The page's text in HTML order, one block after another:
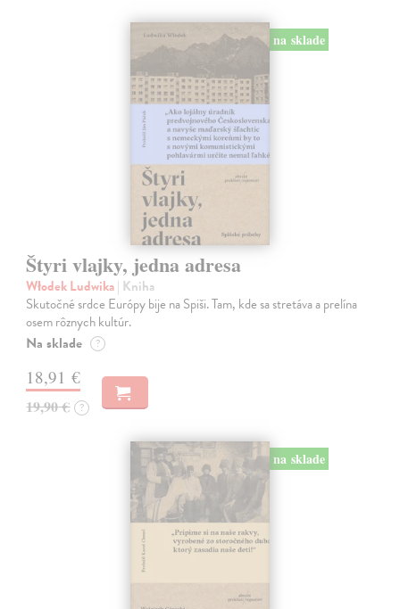
na sklade
Štyri vlajky, jedna adresa
Włodek Ludwika| Kniha
Skutočné srdce Európy bije na Spiši. Tam, kde sa stretáva a prelína
osem rôznych kultúr.
Na sklade ?
18,91 €
19,90 € ?
na sklade